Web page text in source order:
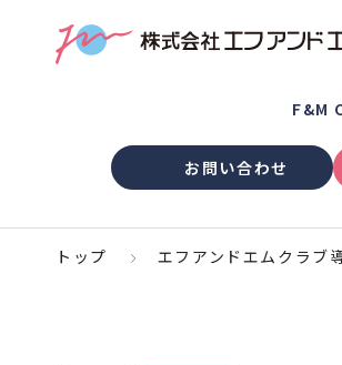
F&M
お問い合わせ
トップ エフアンドエムクラブ